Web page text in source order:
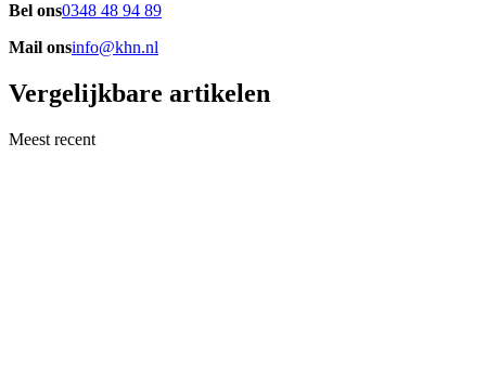
Bel ons0348 48 94 89
Mail onsinfo@khn.nl
Vergelijkbare artikelen
Meest recent